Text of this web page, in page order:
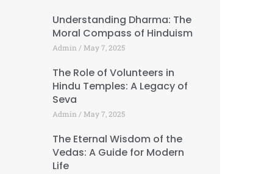
Understanding Dharma: The
Moral Compass of Hinduism
Admin May 7, 2025
The Role of Volunteers in
Hindu Temples: A Legacy of
Seva
Admin May 7, 2025
The Eternal Wisdom of the
Vedas: A Guide for Modern
Life